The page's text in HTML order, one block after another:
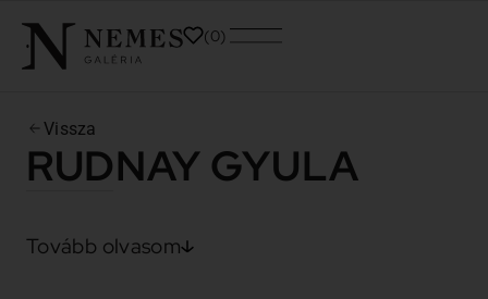
0
Vissza
RUDNAY GYULA
Tovább olvasom